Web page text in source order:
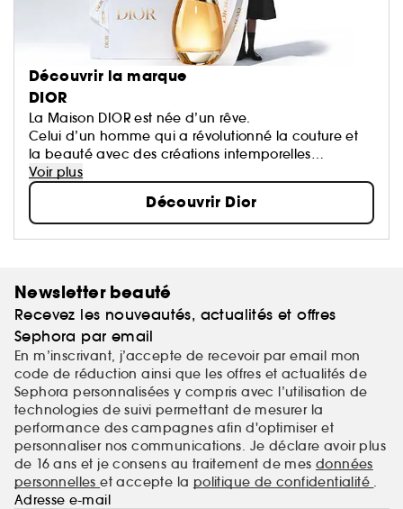
Découvrir la marque
DIOR
La Maison DIOR est née d’un rêve.
Celui d’un homme qui a révolutionné la couture et
la beauté avec des créations intemporelles
devenues des icônes.
Chaque création de la Maison porte une part de
son rêve qui oeuvre pour un monde plus beau et
plus heureux.
Voir plus
Découvrir Dior
Newsletter beauté
Recevez les nouveautés, actualités et offres
Sephora par email
En m’inscrivant, j’accepte de recevoir par email mon
code de réduction ainsi que les offres et actualités de
Sephora personnalisées y compris avec l’utilisation de
technologies de suivi permettant de mesurer la
performance des campagnes afin d'optimiser et
personnaliser nos communications. Je déclare avoir plus
de 16 ans et je consens au traitement de mes données
personnelleset accepte la politique de confidentialité .
Adresse e-mail